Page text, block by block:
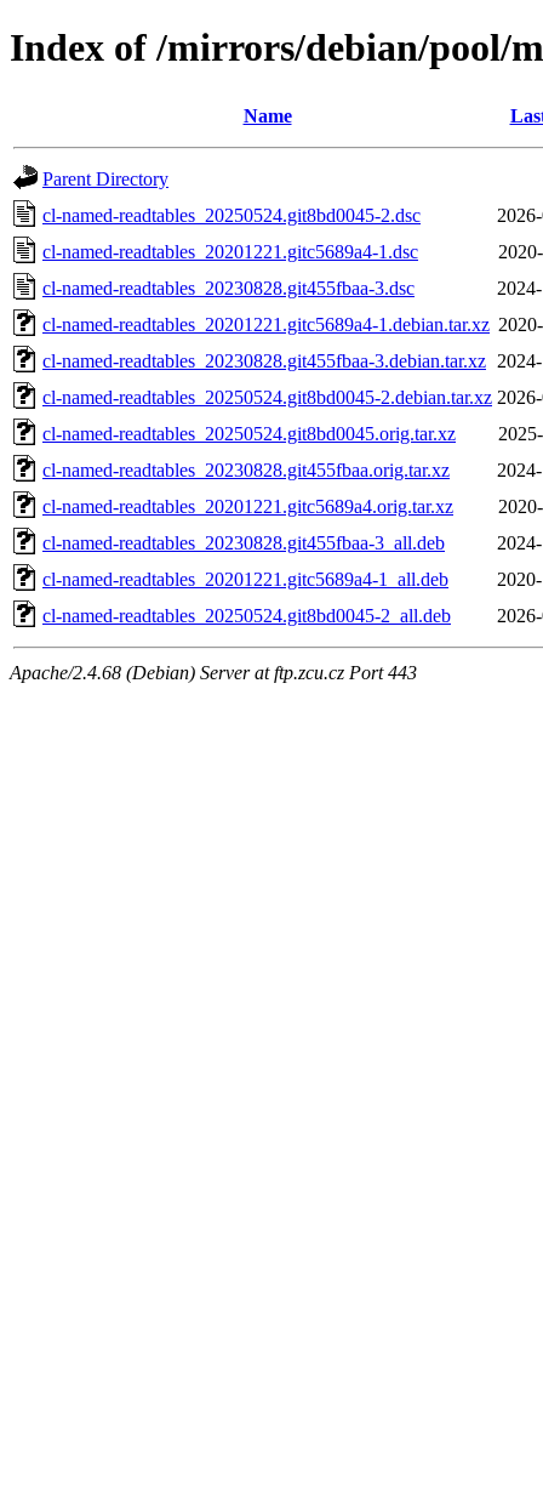
Index of /mirrors/debian/pool/
Name
Parent Directory
cl-named-readtables_20250524.git8bd0045-2.dsc
cl-named-readtables_20201221.gitc5689a4-1.dsc
cl-named-readtables_20230828.git455fbaa-3.dsc
cl-named-readtables_20201221.gitc5689a4-1.debian.tar.xz
cl-named-readtables_20230828.git455fbaa-3.debian.tar.xz
cl-named-readtables_20250524.git8bd0045-2.debian.tar.xz
cl-named-readtables_20250524.git8bd0045.orig.tar.xz
cl-named-readtables_20230828.git455fbaa.orig.tar.xz
cl-named-readtables_20201221.gitc5689a4.orig.tar.xz
cl-named-readtables_20230828.git455fbaa-3_all.deb
cl-named-readtables_20201221.gitc5689a4-1_all.deb
cl-named-readtables_20250524.git8bd0045-2_all.deb
Apache/2.4.68 (Debian) Server at ftp.zcu.cz Port 443